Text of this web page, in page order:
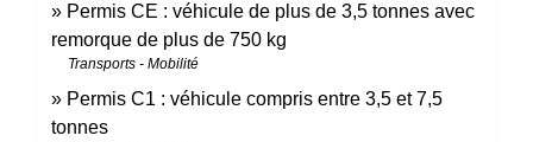
Permis CE : véhicule de plus de 3,5 tonnes avec
remorque de plus de 750 kg
Transports - Mobilité
Permis C1 : véhicule compris entre 3,5 et 7,5
tonnes